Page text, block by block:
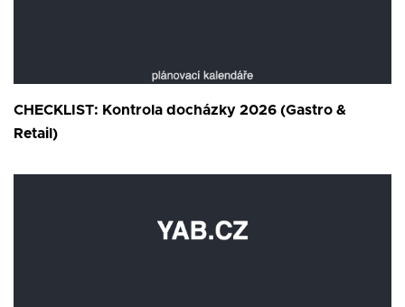
CHECKLIST: Kontrola docházky 2026 (Gastro &
Retail)